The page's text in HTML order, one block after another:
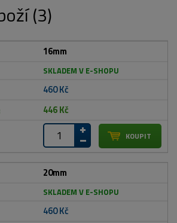
(3)
16mm
SKLADEM V E-SHOPU
460 Kč
446 Kč
20mm
SKLADEM V E-SHOPU
460 Kč